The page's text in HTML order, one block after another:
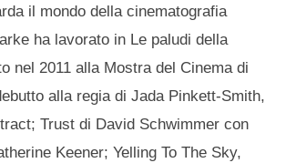
il mondo della cinematografia
ha lavorato in Le paludi della
nel 2011 alla Mostra del Cinema di
alla regia di Jada Pinkett-Smith,
Trust di David Schwimmer con
Keener; Yelling To The Sky,